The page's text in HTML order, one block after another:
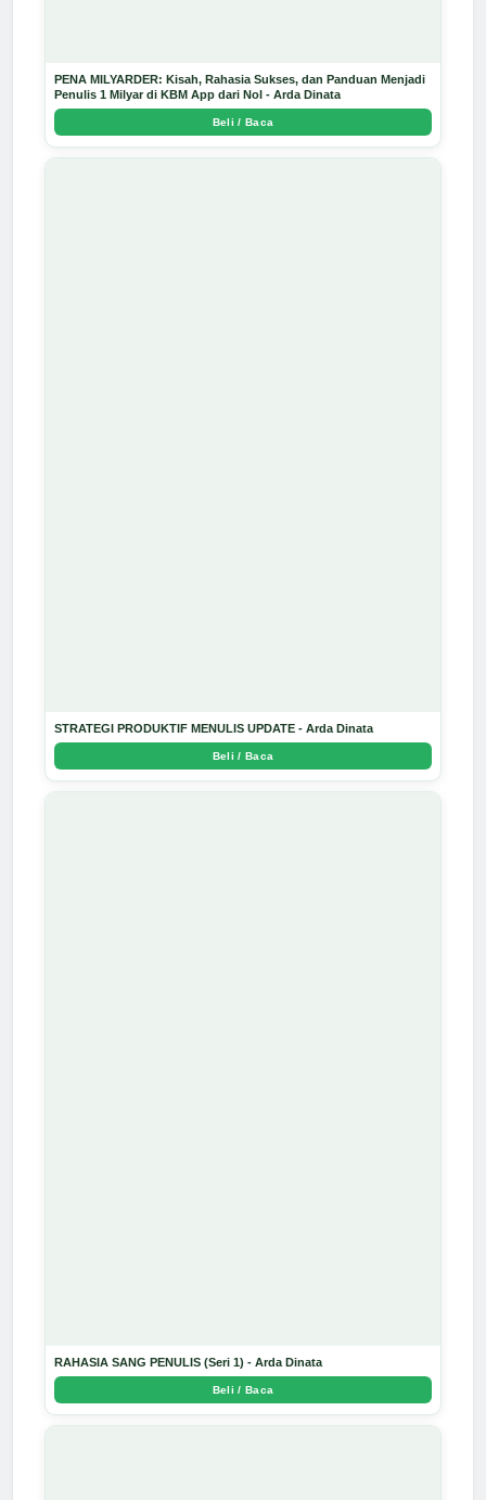
PENA MILYARDER: Kisah, Rahasia Sukses, dan Panduan Menjadi
Penulis 1 Milyar di KBM App dari Nol - Arda Dinata
Beli / Baca
STRATEGI PRODUKTIF MENULIS UPDATE - Arda Dinata
Beli / Baca
RAHASIA SANG PENULIS (Seri 1) - Arda Dinata
Beli / Baca